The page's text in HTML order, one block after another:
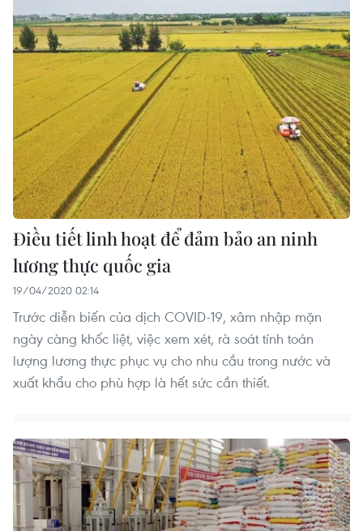
Điều tiết linh hoạt để đảm bảo an ninh
lương thực quốc gia
19/04/2020 02:14
Trước diễn biến của dịch COVID-19, xâm nhập mặn
ngày càng khốc liệt, việc xem xét, rà soát tính toán
lượng lương thực phục vụ cho nhu cầu trong nước và
xuất khẩu cho phù hợp là hết sức cần thiết.